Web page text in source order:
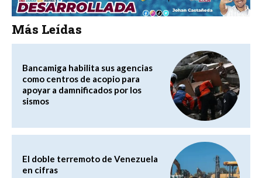
Más Leídas
Bancamiga habilita sus agencias
como centros de acopio para
apoyar a damnificados por los
sismos
El doble terremoto de Venezuela
en cifras